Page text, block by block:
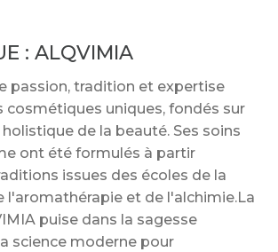
:ALQVIMIA
passion, tradition et expertise
cosmétiques uniques, fondés sur
de la beauté. Ses soins
ont été formulés à partir
issues des écoles de la
l'aromathérapie et de l'alchimie.La
puise dans la sagesse
science moderne pour